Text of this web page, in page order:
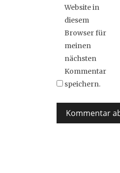
Website in
diesem
Browser für
meinen
nächsten
Kommentar
speichern.